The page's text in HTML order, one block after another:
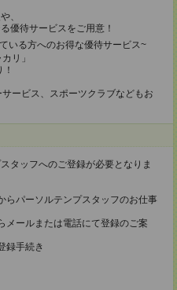
、
優待サービスをご用意！
いる方へのお得な優待サービス~
リ」
ービス、スポーツクラブなどもお
タッフへのご登録が必要となりま
らパーソルテンプスタッフのお仕事
メールまたは電話にて登録のご案
録手続き